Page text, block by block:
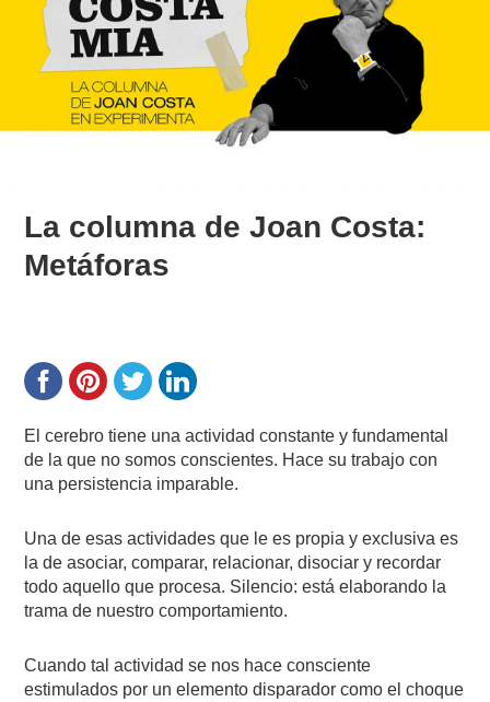
La columna de Joan Costa:
Metáforas
El cerebro tiene una actividad constante y fundamental
de la que no somos conscientes. Hace su trabajo con
una persistencia imparable.
Una de esas actividades que le es propia y exclusiva es
la de asociar, comparar, relacionar, disociar y recordar
todo aquello que procesa. Silencio: está elaborando la
trama de nuestro comportamiento.
Cuando tal actividad se nos hace consciente
estimulados por un elemento disparador como el choque